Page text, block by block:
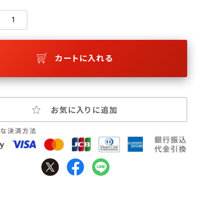
カートに入れる
お気に入りに追加